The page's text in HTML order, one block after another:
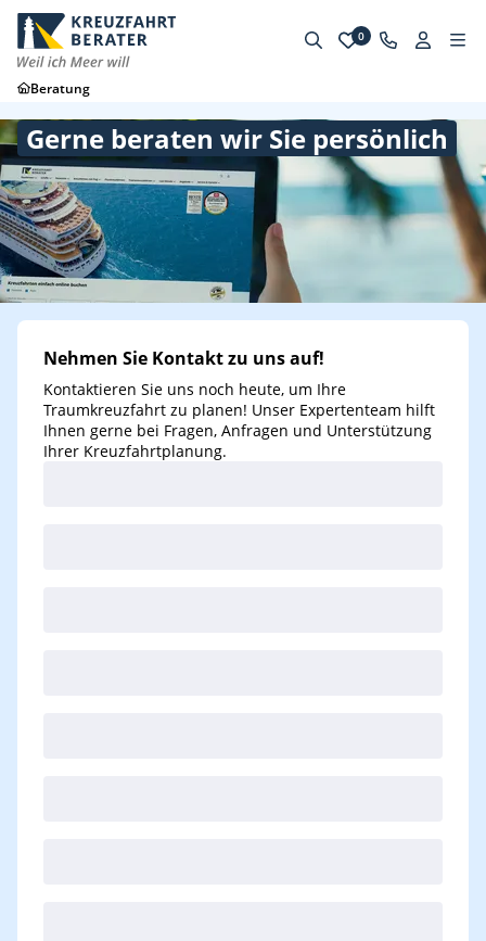
0
Beratung
Gerne beraten wir Sie persönlich
Nehmen Sie Kontakt zu uns auf!
Kontaktieren Sie uns noch heute, um Ihre
Traumkreuzfahrt zu planen! Unser Expertenteam hilft
Ihnen gerne bei Fragen, Anfragen und Unterstützung
Ihrer Kreuzfahrtplanung.